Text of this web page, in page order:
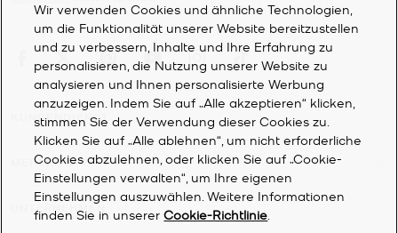
KUNDENDIENST
MEIN KONTO
UNTERNEHMEN
Wir verwenden Cookies und ähnliche Technologien,
um die Funktionalität unserer Website bereitzustellen
und zu verbessern, Inhalte und Ihre Erfahrung zu
personalisieren, die Nutzung unserer Website zu
analysieren und Ihnen personalisierte Werbung
anzuzeigen. Indem Sie auf „Alle akzeptieren“ klicken,
stimmen Sie der Verwendung dieser Cookies zu.
Klicken Sie auf „Alle ablehnen“, um nicht erforderliche
Cookies abzulehnen, oder klicken Sie auf „Cookie-
Einstellungen verwalten“, um Ihre eigenen
Einstellungen auszuwählen. Weitere Informationen
finden Sie in unsererCookie-Richtlinie